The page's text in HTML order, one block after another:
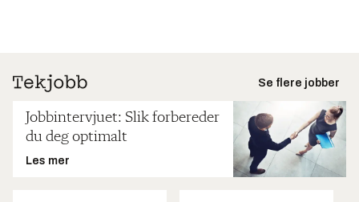
Se flere jobber
Jobbintervjuet: Slik forbereder
du deg optimalt
Les mer